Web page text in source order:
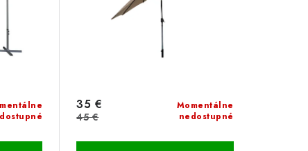
Momentálne
nedostupné
35 €
45 €